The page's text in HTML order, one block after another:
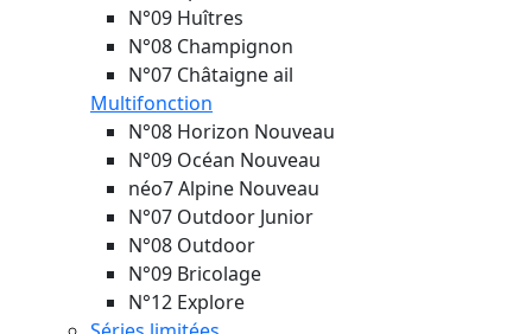
N°09 Huîtres
N°08 Champignon
N°07 Châtaigne ail
Multifonction
N°08 Horizon Nouveau
N°09 Océan Nouveau
néo7 Alpine Nouveau
N°07 Outdoor Junior
N°08 Outdoor
N°09 Bricolage
N°12 Explore